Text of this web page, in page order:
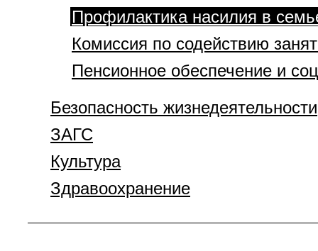
Профилактика насилия в
Комиссия по содействию
Пенсионное обеспечение и
Безопасность жизнедеятельности
ЗАГС
Культура
Здравоохранение